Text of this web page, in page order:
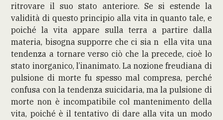
ritrovare il suo stato anteriore. Se si estende la
validità di questo principio alla vita in quanto tale, e
poiché la vita appare sulla terra a partire dalla
materia, bisogna supporre che ci sia n ella vita una
tendenza a tornare verso ciò che la precede, cioè lo
stato inorganico, l’inanimato. La nozione freudiana di
pulsione di morte fu spesso mal compresa, perché
confusa con la tendenza suicidaria, ma la pulsione di
morte non è incompatibile col mantenimento della
vita, poiché è il tentativo di dare alla vita un modo